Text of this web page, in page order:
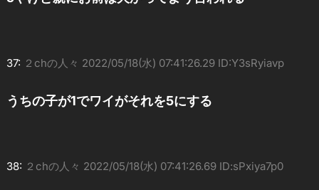
37: ２chの人々 2022/05/18(水) 07:41:26.29 ID:Y3sRyiavp
うちの子が1でワイがそれを5にする
38: ２chの人々 2022/05/18(水) 07:41:26.69 ID:sPxiya7p0